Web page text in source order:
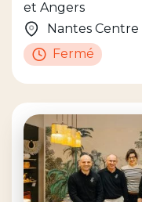
et Angers
Nantes
Fermé